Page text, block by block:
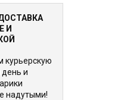
И
курьерскую
и
надутыми!